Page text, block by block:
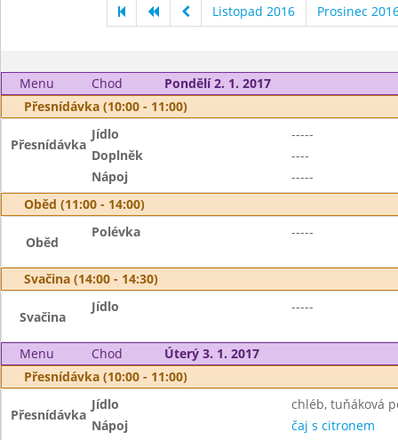
Listopad 2016 Prosinec
Menu Chod
Pondělí 2. 1. 2017
Přesnídávka (10:00 - 11:00)
Přesnídávka
Jídlo
-----
Doplněk
----
Nápoj
-----
Oběd (11:00 - 14:00)
Oběd
Polévka -----
Svačina (14:00 - 14:30)
Svačina
Jídlo -----
Menu Chod
Úterý 3. 1. 2017
Přesnídávka (10:00 - 11:00)
Přesnídávka
Jídlo
chléb, tuňáková
Nápoj
čaj s citronem